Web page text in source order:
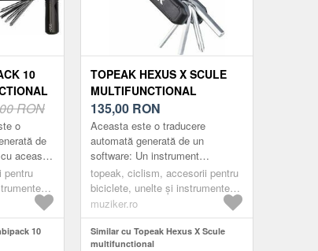
10
RON
o
de
această
cu
pentru
multiple
10
TOPEAK HEXUS X SCULE
MULTIFUNCTIONAL
135,00 RON
Aceasta este o traducere
automată generată de un
software: Un instrument
multifuncțional premiat cu 21 de
funcții, cu un design actualizat
pentru a...
topeak, ciclism, accesorii pentru
biciclete, unelte și instrumente
multifuncționale, scule multiple,
muziker.ro
Similar cu Topeak Hexus X Scule
multifunctional